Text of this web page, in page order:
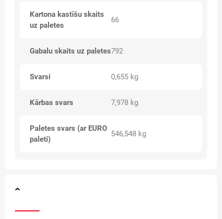
Kartona kastīšu skaits
uz paletes
66
Gabalu skaits uz paletes792
Svarsi 0,655 kg
Kārbas svars 7,978 kg
Paletes svars (ar EURO
paleti)
546,548 kg